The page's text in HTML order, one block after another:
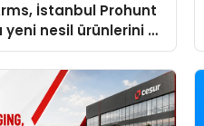
İstanbul Prohunt
yeni nesil ürünlerini ve
vizyonunu